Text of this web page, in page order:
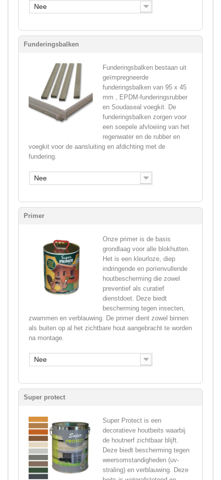
Nee
Funderingsbalken
Funderingsbalken bestaan uit
geïmpregneerde
funderingsbalken van 95 x 45
mm , EPDM-funderingsrubber
en Soudaseal voegkit. De
funderingsbalken zorgen voor
een soepele afvloeiing van het
regenwater en de rubber en
voegkit voor de aansluiting en afdichting met de
fundering.
Nee
Primer
Onze primer is de basis
grondlaag voor alle blokhutten.
Het is een kleurloze, diep
indringende en porïenvullende
houtbescherming die zowel
preventief als curatief
dienstdoet. Deze biedt
bescherming tegen insecten,
zwammen en verblauwing. De primer dient zowel binnen
als buiten op al het zichtbare hout aangebracht te worden
na montage.
Nee
Super protect
Super Protect is een
decoratieve houtbeits waarbij
de houtnerf zichtbaar blijft.
Deze biedt bescherming tegen
weersomstandigheden (uv-
straling) en verblauwing. Deze